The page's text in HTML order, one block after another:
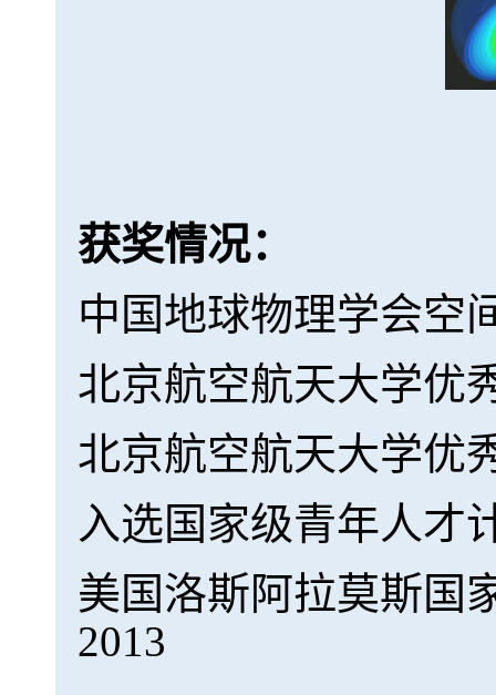
获奖情况：
中国地球物理学会空
北京航空航天大学优
北京航空航天大学优
入选国家级青年人才
美国洛斯阿拉莫斯国
2013